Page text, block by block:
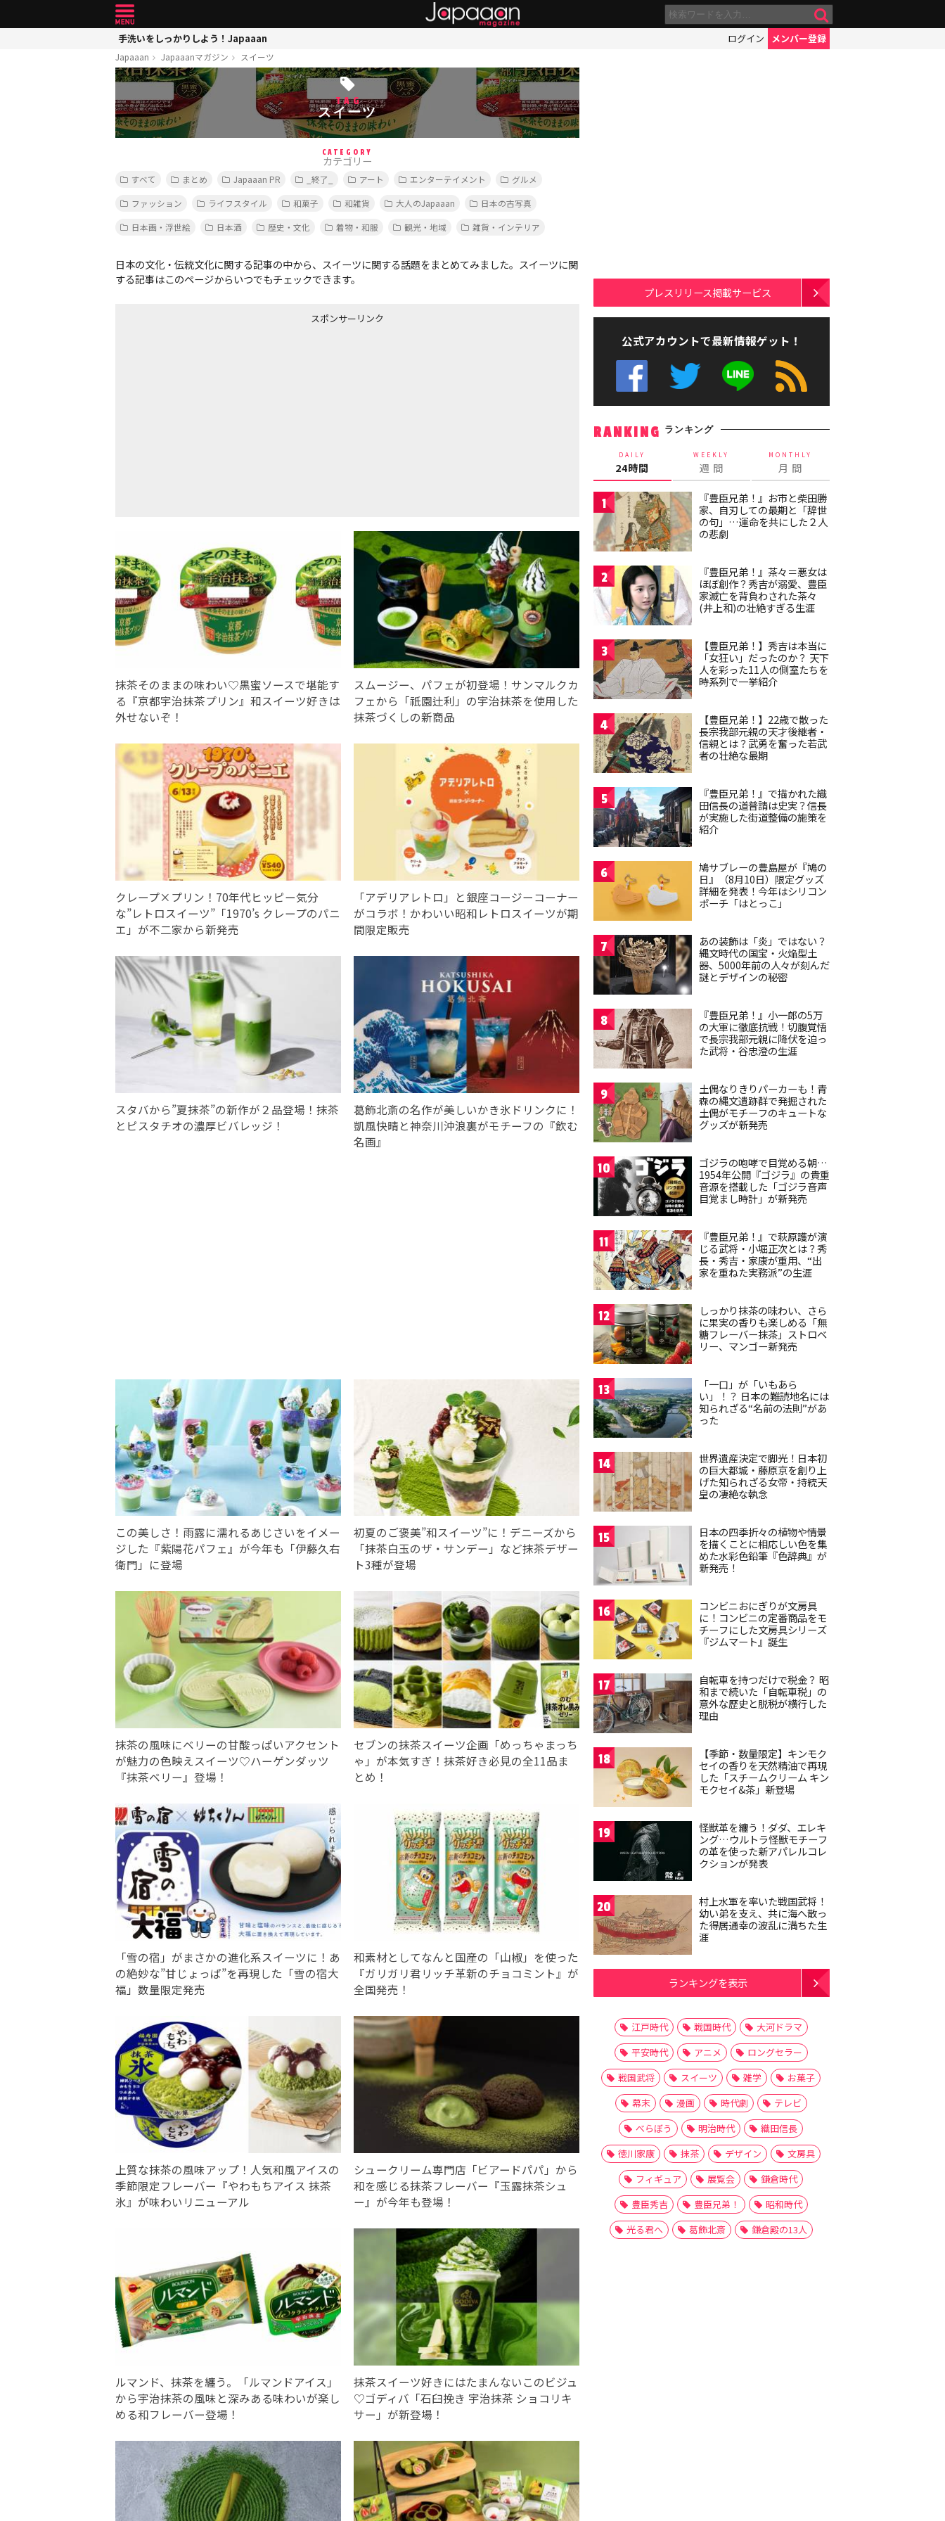
手洗いをしっかりしよう！Japaaan ログイン メンバー登録
Japaaan Japaaanマガジン スイーツ
TAG
スイーツ
CATEGORY
カテゴリー
すべて まとめ Japaaan PR _終了_ アート エンターテイメント
グルメ
ファッション
ライフスタイル 和菓子 和雑貨 大人のJapaaan
日本の古写真
日本画・浮世絵
日本酒 歴史・文化 着物・和服 観光・地域 雑貨・インテリア
日本の文化・伝統文化に関する記事の中から、スイーツに関する話題をまとめてみました。スイーツに関
する記事はこのページからいつでもチェックできます。
スポンサーリンク
抹茶そのままの味わい♡黒蜜ソースで堪能す
る『京都宇治抹茶プリン』和スイーツ好きは
外せないぞ！
スムージー、パフェが初登場！サンマルクカ
フェから「祇園辻利」の宇治抹茶を使用した
抹茶づくしの新商品
クレープ×プリン！70年代ヒッピー気分
な”レトロスイーツ”「1970’s クレープのパニ
エ」が不二家から新発売
「アデリアレトロ」と銀座コージーコーナー
がコラボ！かわいい昭和レトロスイーツが期
間限定販売
スタバから”夏抹茶”の新作が２品登場！抹茶
とピスタチオの濃厚ビバレッジ！
葛飾北斎の名作が美しいかき氷ドリンクに！
凱風快晴と神奈川沖浪裏がモチーフの『飲む
名画』
この美しさ！雨露に濡れるあじさいをイメー
ジした『紫陽花パフェ』が今年も「伊藤久右
衛門」に登場
初夏のご褒美”和スイーツ”に！デニーズから
「抹茶白玉のザ・サンデー」など抹茶デザー
ト3種が登場
抹茶の風味にベリーの甘酸っぱいアクセント
が魅力の色映えスイーツ♡ハーゲンダッツ
『抹茶ベリー』登場！
セブンの抹茶スイーツ企画「めっちゃまっち
ゃ」が本気すぎ！抹茶好き必見の全11品ま
とめ！
「雪の宿」がまさかの進化系スイーツに！あ
の絶妙な”甘じょっぱ”を再現した「雪の宿大
福」数量限定発売
和素材としてなんと国産の「山椒」を使った
『ガリガリ君リッチ革新のチョコミント』が
全国発売！
上質な抹茶の風味アップ！人気和風アイスの
季節限定フレーバー『やわもちアイス 抹茶
氷』が味わいリニューアル
シュークリーム専門店「ビアードパパ」から
和を感じる抹茶フレーバー『玉露抹茶シュ
ー』が今年も登場！
ルマンド、抹茶を纏う。「ルマンドアイス」
から宇治抹茶の風味と深みある味わいが楽し
める和フレーバー登場！
抹茶スイーツ好きにはたまんないこのビジュ
♡ゴディバ「石臼挽き 宇治抹茶 ショコリキ
サー」が新登場！
プレスリリース掲載サービス
公式アカウントで最新情報ゲット！
RANKING ランキング
DAILY
24時間
WEEKLY
週 間
MONTHLY
月 間
1
『豊臣兄弟！』お市と柴田勝
家、自刃しての最期と「辞世
の句」…運命を共にした２人
の悲劇
2
『豊臣兄弟！』茶々＝悪女は
ほぼ創作？秀吉が溺愛、豊臣
家滅亡を背負わされた茶々
(井上和)の壮絶すぎる生涯
3
【豊臣兄弟！】秀吉は本当に
「女狂い」だったのか？ 天下
人を彩った11人の側室たちを
時系列で一挙紹介
4
【豊臣兄弟！】22歳で散った
長宗我部元親の天才後継者・
信親とは？武勇を奮った若武
者の壮絶な最期
5
『豊臣兄弟！』で描かれた織
田信長の道普請は史実？信長
が実施した街道整備の施策を
紹介
6
鳩サブレーの豊島屋が『鳩の
日』（8月10日）限定グッズ
詳細を発表！今年はシリコン
ポーチ「はとっこ」
7
あの装飾は「炎」ではない？
縄文時代の国宝・火焔型土
器、5000年前の人々が刻んだ
謎とデザインの秘密
8
『豊臣兄弟！』小一郎の5万
の大軍に徹底抗戦！切腹覚悟
で長宗我部元親に降伏を迫っ
た武将・谷忠澄の生涯
9
土偶なりきりパーカーも！青
森の縄文遺跡群で発掘された
土偶がモチーフのキュートな
グッズが新発売
10
ゴジラの咆哮で目覚める朝…
1954年公開『ゴジラ』の貴重
音源を搭載した「ゴジラ音声
目覚まし時計」が新発売
11
『豊臣兄弟！』で萩原護が演
じる武将・小堀正次とは？秀
長・秀吉・家康が重用、“出
家を重ねた実務派”の生涯
12
しっかり抹茶の味わい、さら
に果実の香りも楽しめる「無
糖フレーバー抹茶」ストロベ
リー、マンゴー新発売
13
「一口」が「いもあら
い」！？ 日本の難読地名には
知られざる“名前の法則”があ
った
14
世界遺産決定で脚光！日本初
の巨大都城・藤原京を創り上
げた知られざる女帝・持統天
皇の凄絶な執念
15
日本の四季折々の植物や情景
を描くことに相応しい色を集
めた水彩色鉛筆『色辞典』が
新発売！
16
コンビニおにぎりが文房具
に！コンビニの定番商品をモ
チーフにした文房具シリーズ
『ジムマート』誕生
17
自転車を持つだけで税金？ 昭
和まで続いた「自転車税」の
意外な歴史と脱税が横行した
理由
18
【季節・数量限定】キンモク
セイの香りを天然精油で再現
した「スチームクリーム キン
モクセイ&茶」新登場
19
怪獣革を纏う！ダダ、エレキ
ング…ウルトラ怪獣モチーフ
の革を使った新アパレルコレ
クションが発表
20
村上水軍を率いた戦国武将！
幼い弟を支え、共に海へ散っ
た得居通幸の波乱に満ちた生
涯
ランキングを表示
江戸時代 戦国時代
大河ドラマ
平安時代
アニメ
ロングセラー
戦国武将
スイーツ 雑学
お菓子
幕末
漫画 時代劇
テレビ
べらぼう
明治時代
織田信長
徳川家康
抹茶 デザイン
文房具
フィギュア
展覧会
鎌倉時代
豊臣秀吉
豊臣兄弟！
昭和時代
光る君へ
葛飾北斎 鎌倉殿の13人